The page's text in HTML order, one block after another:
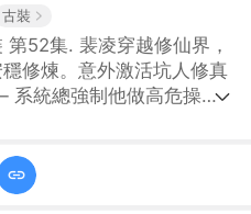
古裝
52集. 裴凌穿越修仙界，
修煉。意外激活坑人修真
統總強制他做高危操
、仙魔大戰中不斷暴露實
爲攪動諸天的頂尖強者。